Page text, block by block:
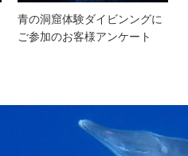
青の洞窟体験ダイビンングに
ご参加のお客様アンケート